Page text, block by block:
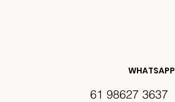
DES E
WHATSAPP
61 98627 3637